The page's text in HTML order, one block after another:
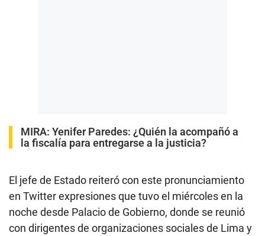
MIRA: Yenifer Paredes: ¿Quién la acompañó a
la fiscalía para entregarse a la justicia?
El jefe de Estado reiteró con este pronunciamiento
en Twitter expresiones que tuvo el miércoles en la
noche desde Palacio de Gobierno, donde se reunió
con dirigentes de organizaciones sociales de Lima y